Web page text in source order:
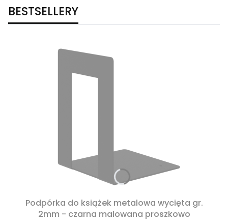
BESTSELLERY
Podpórka do książek metalowa wycięta gr.
2mm - czarna malowana proszkowo